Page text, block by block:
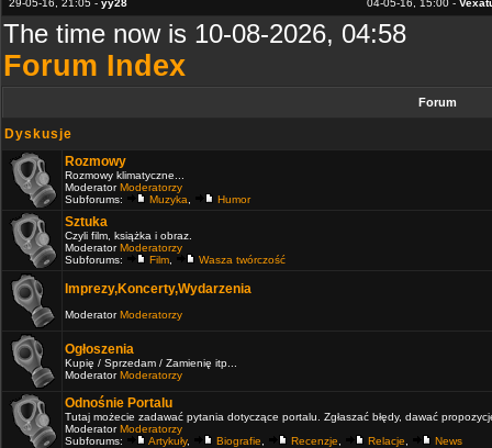
29-05-16, 21:05 - yy28
04-05-16, 15:00 -
The time now is 10-08-2026, 04:58
Forum Index
Forum
Dyskusje
Rozmowy
Rozmowy klimatyczne...
ModeratorModeratorzy
Subforums:
Muzyka Humor
Sztuka
Czyli film, książka i obraz.
ModeratorModeratorzy
Subforums:
Film Wasza twórczość
Imprezy,Koncerty,Wydarzenia
ModeratorModeratorzy
Ogłoszenia
Kupię / Sprzedam / Zamienię itp...
ModeratorModeratorzy
Odnośnie Portalu
Tutaj możecie zadawać pytania dotyczące portalu. Zgłaszać błędy, dawać
ModeratorModeratorzy
Subforums:
Artykuły, Biografie Recenzje Relacje News